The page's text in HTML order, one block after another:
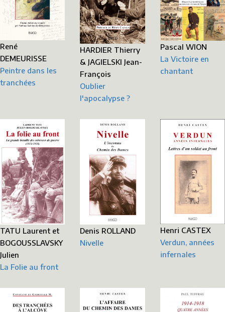
René
DEMEURISSE
Peintre dans les
tranchées
HARDIER Thierry
& JAGIELSKI Jean-
François
Oublier
l'apocalypse ?
Pascal WION
La Victoire en
chantant
TATU Laurent et
BOGOUSSLAVSKY
Julien
La Folie au front
Denis ROLLAND
Nivelle
Henri CASTEX
Verdun, années
infernales